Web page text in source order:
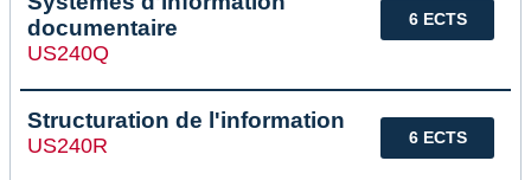
6 ECTS
documentaire
US240Q
6 ECTS
Structuration de l'information
US240R